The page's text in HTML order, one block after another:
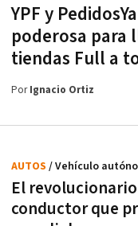
YPF y
poderosa para
tiendas Full a
PorIgnacio Ortiz
El
conductor que
AUTOS / Vehículo